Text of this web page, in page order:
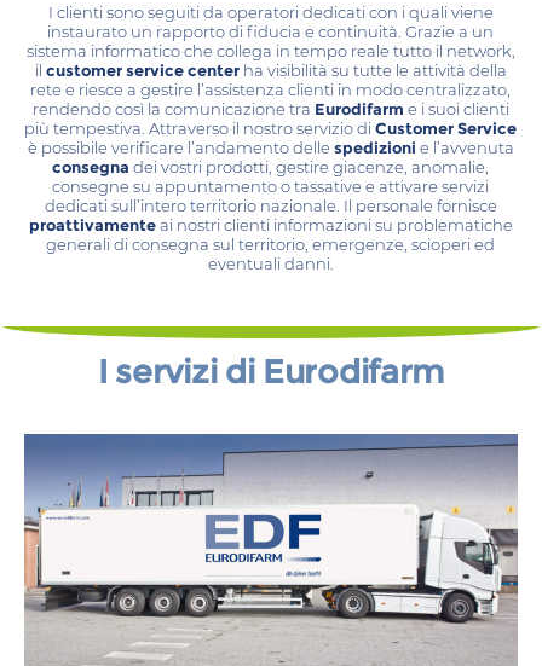
I clienti sono seguiti da operatori dedicati con i quali viene
instaurato un rapporto di fiducia e continuità. Grazie a un
sistema informatico che collega in tempo reale tutto il network,
il customer service centerha visibilità su tutte le attività della
rete e riesce a gestire l’assistenza clienti in modo centralizzato,
rendendo così la comunicazione tra Eurodifarm e i suoi clienti
più tempestiva. Attraverso il nostro servizio diCustomer Service
è possibile verificare l’andamento delle spedizioni e l’avvenuta
consegna dei vostri prodotti, gestire giacenze, anomalie,
consegne su appuntamento o tassative e attivare servizi
dedicati sull’intero territorio nazionale. Il personale fornisce
proattivamenteai nostri clienti informazioni su problematiche
generali di consegna sul territorio, emergenze, scioperi ed
eventuali danni.
I servizi di Eurodifarm